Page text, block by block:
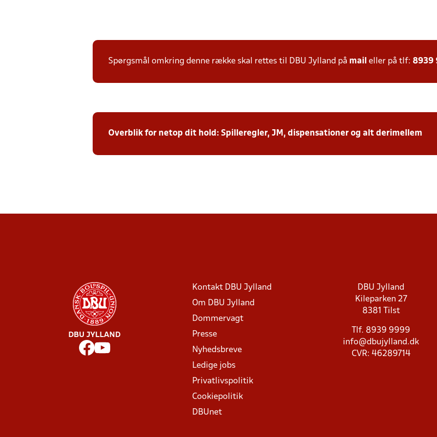
Spørgsmål omkring denne række skal rettes til DBU Jylland på mail eller på tlf: 8939
Overblik for netop dit hold: Spilleregler, JM, dispensationer og alt derimellem
DBU JYLLAND
Kontakt DBU Jylland
Om DBU Jylland
Dommervagt
Presse
Nyhedsbreve
Ledige jobs
Privatlivspolitik
Cookiepolitik
DBUnet
DBU Jylland
Kileparken 27
8381 Tilst
Tlf. 8939 9999
info@dbujylland.dk
CVR: 46289714